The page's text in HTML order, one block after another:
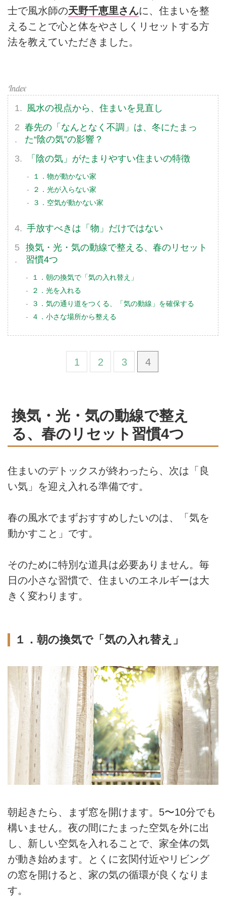
士で風水師の天野千恵里さんに、住まいを整
えることで心と体をやさしくリセットする方
法を教えていただきました。
風水の視点から、住まいを見直し
春先の「なんとなく不調」は、冬にたまっ
た“陰の気”の影響？
「陰の気」がたまりやすい住まいの特徴
１．物が動かない家
２．光が入らない家
３．空気が動かない家
手放すべきは「物」だけではない
換気・光・気の動線で整える、春のリセット
習慣4つ
１．朝の換気で「気の入れ替え」
２．光を入れる
３．気の通り道をつくる、「気の動線」を確保する
４．小さな場所から整える
1 2 3 4
換気・光・気の動線で整え
る、春のリセット習慣4つ
住まいのデトックスが終わったら、次は「良
い気」を迎え入れる準備です。
春の風水でまずおすすめしたいのは、「気を
動かすこと」です。
そのために特別な道具は必要ありません。毎
日の小さな習慣で、住まいのエネルギーは大
きく変わります。
１．朝の換気で「気の入れ替え」
朝起きたら、まず窓を開けます。5〜10分でも
構いません。夜の間にたまった空気を外に出
し、新しい空気を入れることで、家全体の気
が動き始めます。とくに玄関付近やリビング
の窓を開けると、家の気の循環が良くなりま
す。